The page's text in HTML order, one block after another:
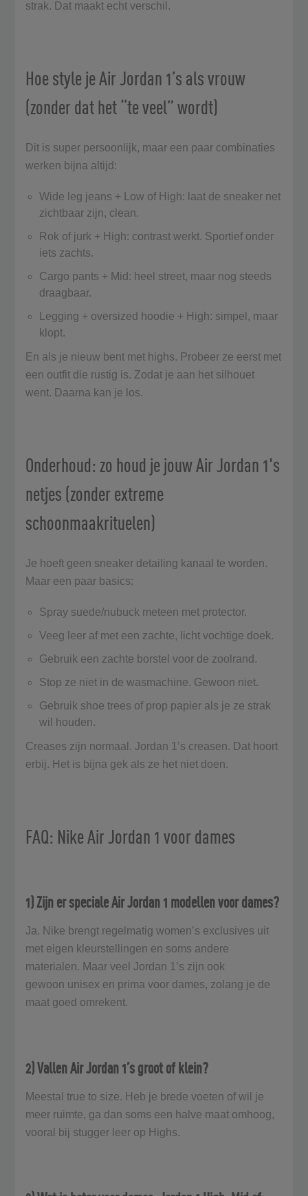
strak. Dat maakt echt verschil.
Hoe style je Air Jordan 1’s als vrouw
(zonder dat het “te veel” wordt)
Dit is super persoonlijk, maar een paar combinaties
werken bijna altijd:
Wide leg jeans + Low of High: laat de sneaker net
zichtbaar zijn, clean.
Rok of jurk + High: contrast werkt. Sportief onder
iets zachts.
Cargo pants + Mid: heel street, maar nog steeds
draagbaar.
Legging + oversized hoodie + High: simpel, maar
klopt.
En als je nieuw bent met highs. Probeer ze eerst met
een outfit die rustig is. Zodat je aan het silhouet
went. Daarna kan je los.
Onderhoud: zo houd je jouw Air Jordan 1's
netjes (zonder extreme
schoonmaakrituelen)
Je hoeft geen sneaker detailing kanaal te worden.
Maar een paar basics:
Spray suede/nubuck meteen met protector.
Veeg leer af met een zachte, licht vochtige doek.
Gebruik een zachte borstel voor de zoolrand.
Stop ze niet in de wasmachine. Gewoon niet.
Gebruik shoe trees of prop papier als je ze strak
wil houden.
Creases zijn normaal. Jordan 1’s creasen. Dat hoort
erbij. Het is bijna gek als ze het niet doen.
FAQ: Nike Air Jordan 1 voor dames
1) Zijn er speciale Air Jordan 1 modellen voor dames?
Ja. Nike brengt regelmatig women’s exclusives uit
met eigen kleurstellingen en soms andere
materialen. Maar veel Jordan 1’s zijn ook
gewoon unisex en prima voor dames, zolang je de
maat goed omrekent.
2) Vallen Air Jordan 1’s groot of klein?
Meestal true to size. Heb je brede voeten of wil je
meer ruimte, ga dan soms een halve maat omhoog,
vooral bij stugger leer op Highs.